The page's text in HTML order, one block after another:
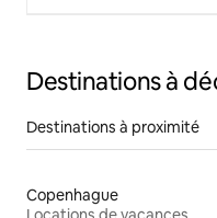
Destinations à
Destinations à proximité
Copenhague